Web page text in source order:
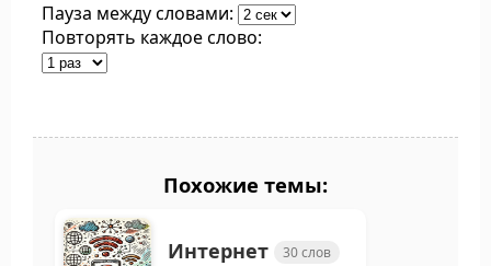
Пауза между словами:
Повторять каждое слово:
Похожие темы:
Интернет 30 слов